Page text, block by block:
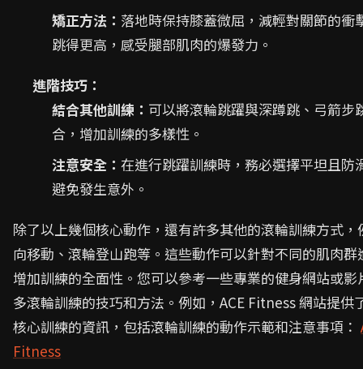
矯正方法： 落地時保持膝蓋微屈，減輕對關節的衝
跳得更高，感受腿部肌肉的爆發力。
進階技巧：
結合其他訓練： 可以將滾輪跳躍與深蹲跳、弓箭步
合，增加訓練的多樣性。
注意安全： 在進行跳躍訓練時，務必選擇平坦且防
避免發生意外。
除了以上幾個核心動作，還有許多其他的滾輪訓練方式，
向移動、滾輪登山跑等。這些動作可以針對不同的肌肉群
增加訓練的全面性。您可以參考一些專業的健身網站或影
多滾輪訓練的技巧和方法。例如，ACE Fitness 網站提供
核心訓練的資訊，包括滾輪訓練的動作示範和注意事項：
Fitness